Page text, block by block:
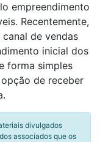
empreendimento
Recentemente,
de vendas
inicial dos
forma simples
de receber
divulgados
associados que os